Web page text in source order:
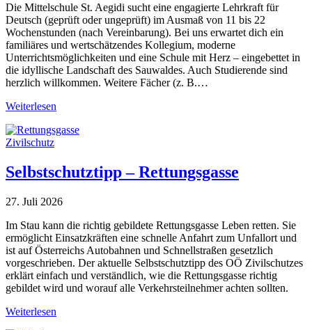
Die Mittelschule St. Aegidi sucht eine engagierte Lehrkraft für
Deutsch (geprüft oder ungeprüft) im Ausmaß von 11 bis 22
Wochenstunden (nach Vereinbarung). Bei uns erwartet dich ein
familiäres und wertschätzendes Kollegium, moderne
Unterrichtsmöglichkeiten und eine Schule mit Herz – eingebettet in
die idyllische Landschaft des Sauwaldes. Auch Studierende sind
herzlich willkommen. Weitere Fächer (z. B.…
Weiterlesen
Zivilschutz
Selbstschutztipp – Rettungsgasse
27. Juli 2026
Im Stau kann die richtig gebildete Rettungsgasse Leben retten. Sie
ermöglicht Einsatzkräften eine schnelle Anfahrt zum Unfallort und
ist auf Österreichs Autobahnen und Schnellstraßen gesetzlich
vorgeschrieben. Der aktuelle Selbstschutztipp des OÖ Zivilschutzes
erklärt einfach und verständlich, wie die Rettungsgasse richtig
gebildet wird und worauf alle Verkehrsteilnehmer achten sollten.
Weiterlesen